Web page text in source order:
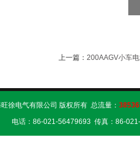
上一篇： 200AAGV小车
徐电气有限公司 版权所有 总流量：
电话：86-021-56479693 传真：86-